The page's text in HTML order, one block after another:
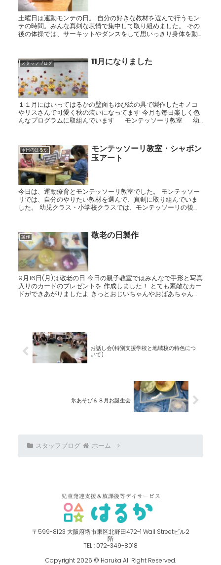
土曜日は運動モンテの日。 自分の好きな教材を選んで行うモン
テの時間。みんな真剣な表情で集中して取り組めました。 その
後の体操では、サーキットやダンスをして思いっきり身体を動
スタッフブログ 11月になりました
１１月にはいってはるかの壁面もゆび絵の具で製作したキノコ
やリスさんで可愛く秋の装いになってます 今月も毎日楽しく色
んなプログラムに取組んでいます モンテッソーリ教室 幼
今日のはるか
モンテッソーリ教室・シャボン
玉アート
今日は、運動療育とモンテッソーリ教室でした。 モンテッソー
リでは、自分のやりたい教材を選んで、真剣に取り組んでいま
した。 幼児クラス・小学校クラスでは、モンテッソーリの後に
製作 敬老の日製作
9月16日(月)は敬老の日 今日の親子教室ではみんなで手形と写真
入りのカードのプレゼントを 作成しました！ とても素敵なカー
ドができあがりましたよ きっとおじいちゃんやおばあちゃんが
お話し会(特別支援学校と地域校の特色につ
いて)
氷あそび＆８月お誕生会
ホーム
スタッフブログ
〒599-8123 ⼤阪府堺市東区北野⽥472-1 Wall Streetビル2
階
TEL : 072-349-8018
Copyright 2026 © Haruka All Right Reserved.